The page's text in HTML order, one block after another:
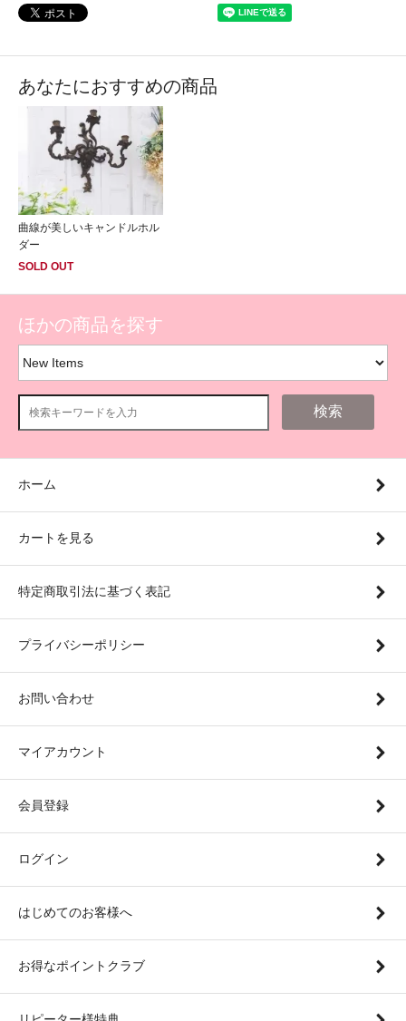
あなたにおすすめの商品
曲線が美しいキャンドルホル
ダー
SOLD OUT
ほかの商品を探す
検索
ホーム
カートを見る
特定商取引法に基づく表記
プライバシーポリシー
お問い合わせ
マイアカウント
会員登録
ログイン
はじめてのお客様へ
お得なポイントクラブ